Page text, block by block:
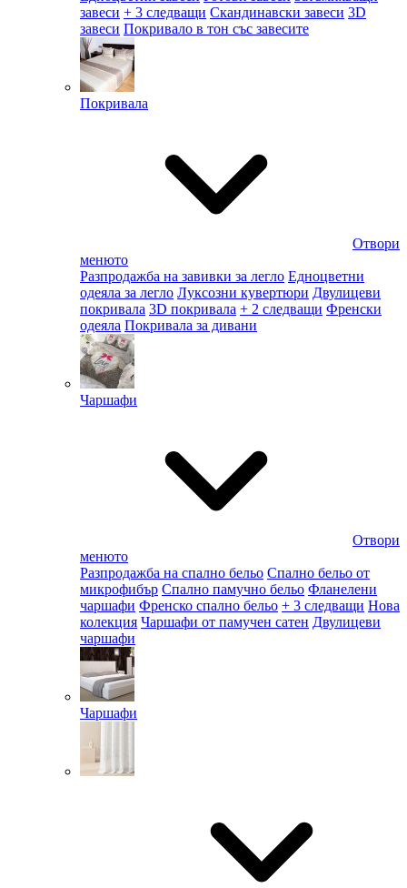
завеси + 3 следващи Скандинавски завеси 3D
завеси Покривало в тон със завесите
Покривала
Отвори
менюто
Разпродажба на завивки за легло Едноцветни
одеяла за легло Луксозни кувертюри Двулицеви
покривала 3D покривала + 2 следващи Френски
одеяла Покривала за дивани
Чаршафи
Отвори
менюто
Разпродажба на спално бельо Спално бельо от
микрофибър Спално памучно бельо Фланелени
чаршафи Френско спално бельо + 3 следващи Нова
колекция Чаршафи от памучен сатен Двулицеви
чаршафи
Чаршафи